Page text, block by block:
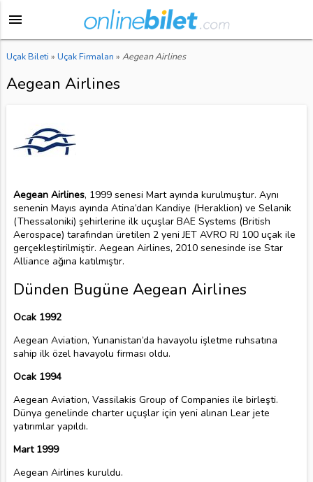
menu
Uçak Bileti » Uçak Firmaları » Aegean Airlines
Aegean Airlines
Aegean Airlines, 1999 senesi Mart ayında kurulmuştur. Aynı
senenin Mayıs ayında Atina’dan Kandiye (Heraklion) ve Selanik
(Thessaloniki) şehirlerine ilk uçuşlar BAE Systems (British
Aerospace) tarafından üretilen 2 yeni JET AVRO RJ 100 uçak ile
gerçekleştirilmiştir. Aegean Airlines, 2010 senesinde ise Star
Alliance ağına katılmıştır.
Dünden Bugüne Aegean Airlines
Ocak 1992
Aegean Aviation, Yunanistan’da havayolu işletme ruhsatına
sahip ilk özel havayolu firması oldu.
Ocak 1994
Aegean Aviation, Vassilakis Group of Companies ile birleşti.
Dünya genelinde charter uçuşlar için yeni alınan Lear jete
yatırımlar yapıldı.
Mart 1999
Aegean Airlines kuruldu.